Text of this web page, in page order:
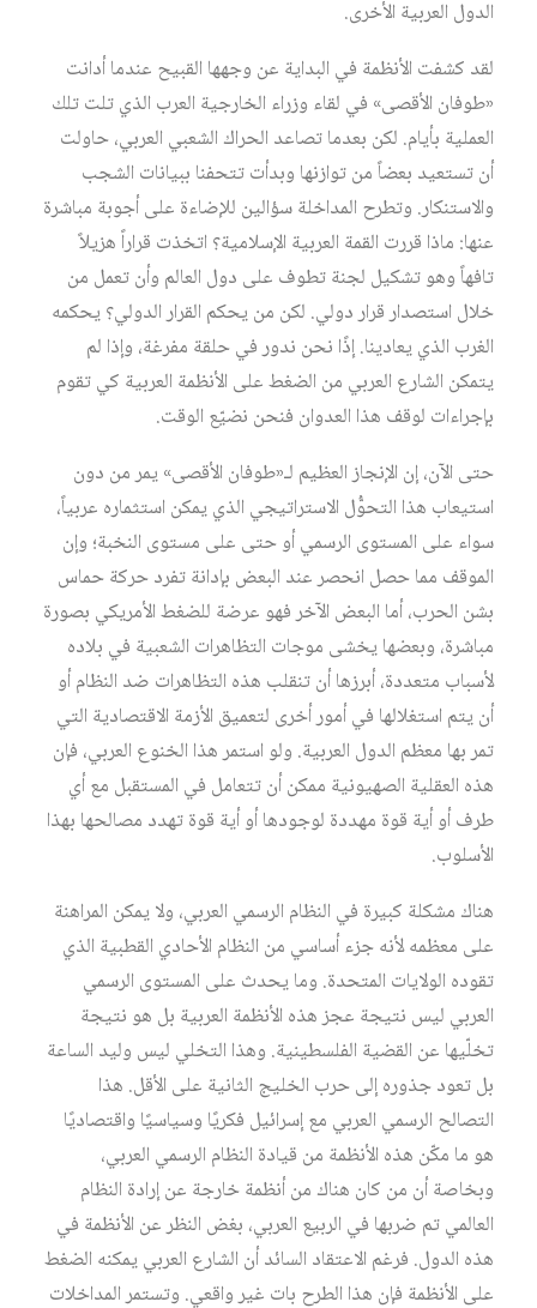
الدول العربية الأخرى.
لقد كشفت الأنظمة في البداية عن وجهها القبيح عندما أدانت
«طوفان الأقصى» في لقاء وزراء الخارجية العرب الذي تلت تلك
العملية بأيام. لكن بعدما تصاعد الحراك الشعبي العربي، حاولت
أن تستعيد بعضاً من توازنها وبدأت تتحفنا ببيانات الشجب
والاستنكار. وتطرح المداخلة سؤالين للإضاءة على أجوبة مباشرة
عنها: ماذا قررت القمة العربية الإسلامية؟ اتخذت قراراً هزيلاً
تافهاً وهو تشكيل لجنة تطوف على دول العالم وأن تعمل من
خلال استصدار قرار دولي. لكن من يحكم القرار الدولي؟ يحكمه
الغرب الذي يعادينا. إذًا نحن ندور في حلقة مفرغة، وإذا لم
يتمكن الشارع العربي من الضغط على الأنظمة العربية كي تقوم
بإجراءات لوقف هذا العدوان فنحن نضيّع الوقت.
حتى الآن، إن الإنجاز العظيم لـ«طوفان الأقصى» يمر من دون
استيعاب هذا التحوُّل الاستراتيجي الذي يمكن استثماره عربياً،
سواء على المستوى الرسمي أو حتى على مستوى النخبة؛ وإن
الموقف مما حصل انحصر عند البعض بإدانة تفرد حركة حماس
بشن الحرب، أما البعض الآخر فهو عرضة للضغط الأمريكي بصورة
مباشرة، وبعضها يخشى موجات التظاهرات الشعبية في بلاده
لأسباب متعددة، أبرزها أن تنقلب هذه التظاهرات ضد النظام أو
أن يتم استغلالها في أمور أخرى لتعميق الأزمة الاقتصادية التي
تمر بها معظم الدول العربية. ولو استمر هذا الخنوع العربي، فإن
هذه العقلية الصهيونية ممكن أن تتعامل في المستقبل مع أي
طرف أو أية قوة مهددة لوجودها أو أية قوة تهدد مصالحها بهذا
الأسلوب.
هناك مشكلة كبيرة في النظام الرسمي العربي، ولا يمكن المراهنة
على معظمه لأنه جزء أساسي من النظام الأحادي القطبية الذي
تقوده الولايات المتحدة. وما يحدث على المستوى الرسمي
العربي ليس نتيجة عجز هذه الأنظمة العربية بل هو نتيجة
تخلّيها عن القضية الفلسطينية. وهذا التخلي ليس وليد الساعة
بل تعود جذوره إلى حرب الخليج الثانية على الأقل. هذا
التصالح الرسمي العربي مع إسرائيل فكريًا وسياسيًا واقتصاديًا
هو ما مكّن هذه الأنظمة من قيادة النظام الرسمي العربي،
وبخاصة أن من كان هناك من أنظمة خارجة عن إرادة النظام
العالمي تم ضربها في الربيع العربي، بغض النظر عن الأنظمة في
هذه الدول. فرغم الاعتقاد السائد أن الشارع العربي يمكنه الضغط
على الأنظمة فإن هذا الطرح بات غير واقعي. وتستمر المداخلات